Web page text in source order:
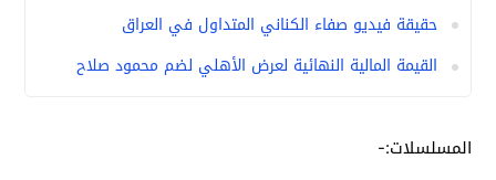
حقيقة فيديو صفاء الكناني المتداول في العراق
القيمة المالية النهائية لعرض الأهلي لضم محمود صلاح
المسلسلات:-